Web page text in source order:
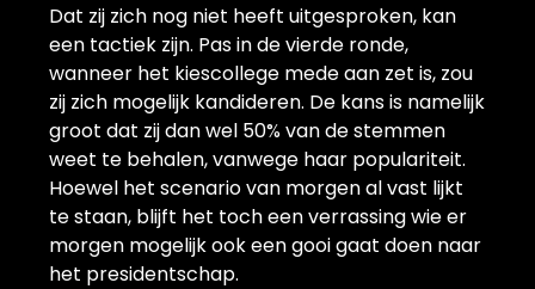
Dat zij zich nog niet heeft uitgesproken, kan
een tactiek zijn. Pas in de vierde ronde,
wanneer het kiescollege mede aan zet is, zou
zij zich mogelijk kandideren. De kans is namelijk
groot dat zij dan wel 50% van de stemmen
weet te behalen, vanwege haar populariteit.
Hoewel het scenario van morgen al vast lijkt
te staan, blijft het toch een verrassing wie er
morgen mogelijk ook een gooi gaat doen naar
het presidentschap.